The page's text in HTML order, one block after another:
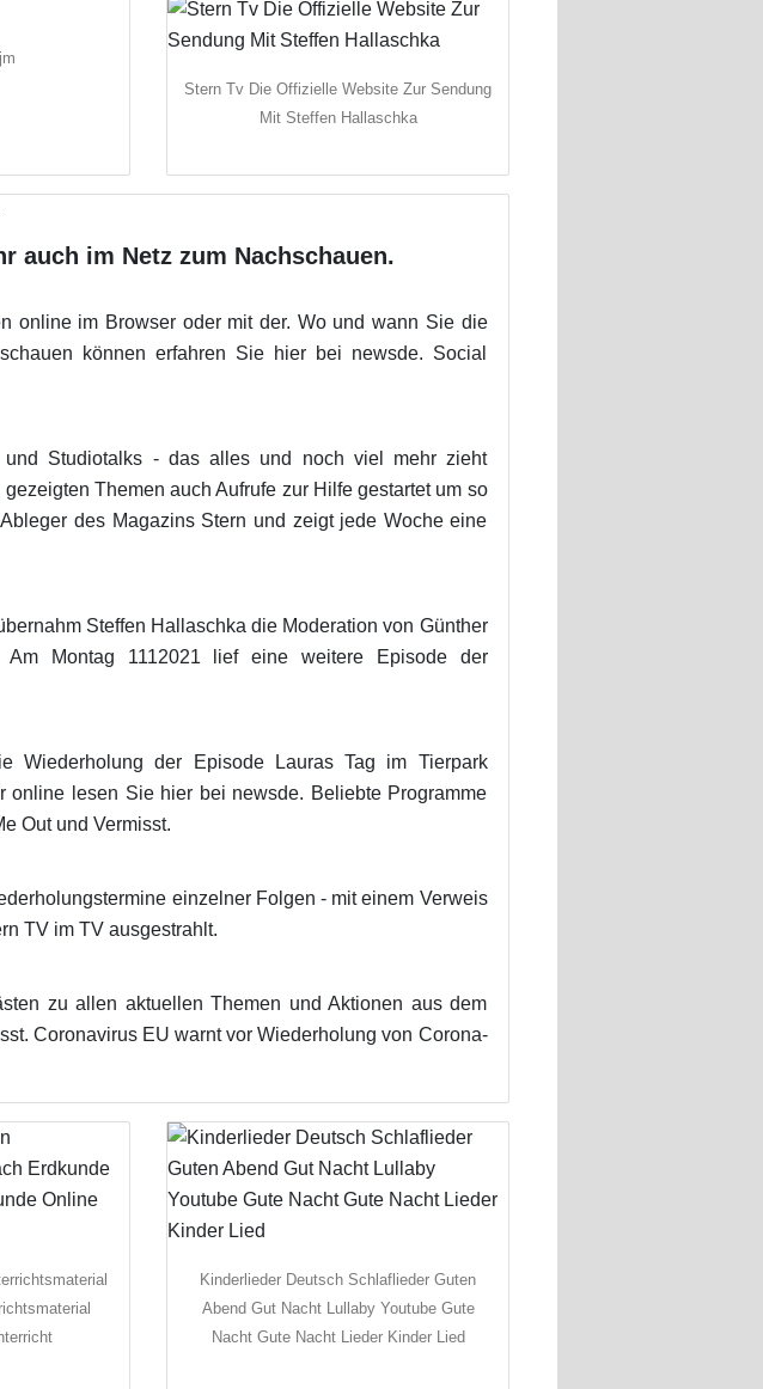
Stern Tv Die Offizielle Website Zur Sendung
Mit Steffen Hallaschka
auch im Netz zum Nachschauen.
online im Browser oder mit der. Wo und wann Sie die
können erfahren Sie hier bei newsde. Social
und Studiotalks - das alles und noch viel mehr zieht
Themen auch Aufrufe zur Hilfe gestartet um so
des Magazins Stern und zeigt jede Woche eine
Steffen Hallaschka die Moderation von Günther
Montag 1112021 lief eine weitere Episode der
Wiederholung der Episode Lauras Tag im Tierpark
online lesen Sie hier bei newsde. Beliebte Programme
Out und Vermisst.
einzelner Folgen - mit einem Verweis
TV im TV ausgestrahlt.
zu allen aktuellen Themen und Aktionen aus dem
Coronavirus EU warnt vor Wiederholung von Corona-
Kinderlieder Deutsch Schlaflieder Guten
Abend Gut Nacht Lullaby Youtube Gute
Nacht Gute Nacht Lieder Kinder Lied